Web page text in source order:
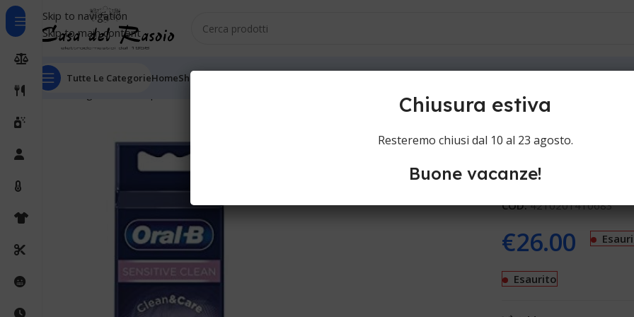
Skip to navigation
Skip to main content
Tutte Le CategorieHomeShop
Home Oral-B Braun Sensitive Clean ultrathin EB60
Oral-B
Setole per spazzolini Oral-
COD:4210201410683
€26.00
Esaurito
Chiusura estiva
Resteremo chiusi dal 10 al 23 agosto.
Buone vacanze!